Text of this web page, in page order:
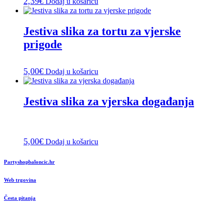
Jestiva slika za tortu za vjerske
prigode
5,00€ Dodaj u košaricu
Jestiva slika za vjerska događanja
5,00€ Dodaj u košaricu
Partyshopbaloncic.hr
Web trgovina
Česta pitanja